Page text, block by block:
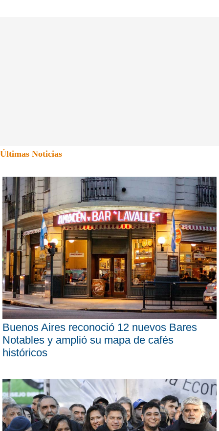
Últimas Noticias
Buenos Aires reconoció 12 nuevos Bares
Notables y amplió su mapa de cafés
históricos